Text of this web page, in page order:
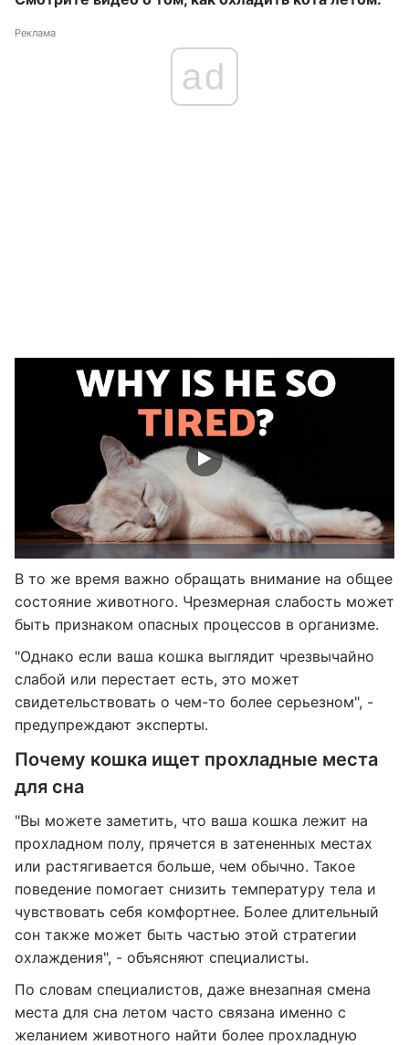
Реклама
ad
В то же время важно обращать внимание на общее
состояние животного. Чрезмерная слабость может
быть признаком опасных процессов в организме.
"Однако если ваша кошка выглядит чрезвычайно
слабой или перестает есть, это может
свидетельствовать о чем-то более серьезном", -
предупреждают эксперты.
Почему кошка ищет прохладные места
для сна
"Вы можете заметить, что ваша кошка лежит на
прохладном полу, прячется в затененных местах
или растягивается больше, чем обычно. Такое
поведение помогает снизить температуру тела и
чувствовать себя комфортнее. Более длительный
сон также может быть частью этой стратегии
охлаждения", - объясняют специалисты.
По словам специалистов, даже внезапная смена
места для сна летом часто связана именно с
желанием животного найти более прохладную